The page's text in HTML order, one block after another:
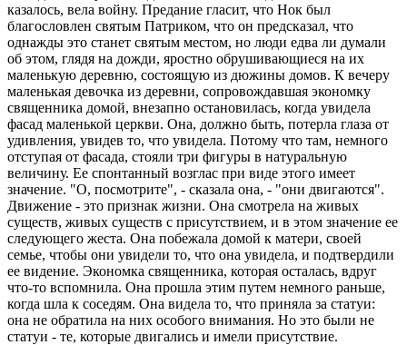
казалось, вела войну. Предание гласит, что Нок был
благословлен святым Патриком, что он предсказал, что
однажды это станет святым местом, но люди едва ли думали
об этом, глядя на дожди, яростно обрушивающиеся на их
маленькую деревню, состоящую из дюжины домов. К вечеру
маленькая девочка из деревни, сопровождавшая экономку
священника домой, внезапно остановилась, когда увидела
фасад маленькой церкви. Она, должно быть, потерла глаза от
удивления, увидев то, что увидела. Потому что там, немного
отступая от фасада, стояли три фигуры в натуральную
величину. Ее спонтанный возглас при виде этого имеет
значение. "О, посмотрите", - сказала она, - "они двигаются".
Движение - это признак жизни. Она смотрела на живых
существ, живых существ с присутствием, и в этом значение ее
следующего жеста. Она побежала домой к матери, своей
семье, чтобы они увидели то, что она увидела, и подтвердили
ее видение. Экономка священника, которая осталась, вдруг
что-то вспомнила. Она прошла этим путем немного раньше,
когда шла к соседям. Она видела то, что приняла за статуи:
она не обратила на них особого внимания. Но это были не
статуи - те, которые двигались и имели присутствие.